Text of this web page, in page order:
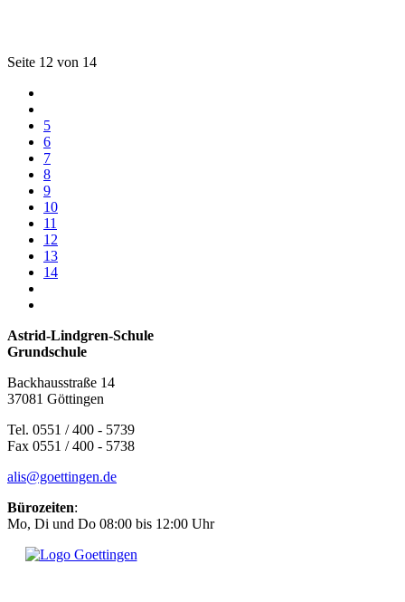
Seite 12 von 14
5
6
7
8
9
10
11
12
13
14
Astrid-Lindgren-Schule
Grundschule
Backhausstraße 14
37081 Göttingen
Tel. 0551 / 400 - 5739
Fax 0551 / 400 - 5738
alis@goettingen.de
Bürozeiten:
Mo, Di und Do 08:00 bis 12:00 Uhr